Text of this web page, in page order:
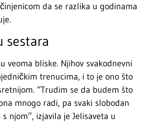
da se razlika u godinama
sestara
veoma bliske. Njihov svakodnevni
trenucima, i to je ono što
“Trudim se da budem što
mnogo radi, pa svaki slobodan
njom”, izjavila je Jelisaveta u